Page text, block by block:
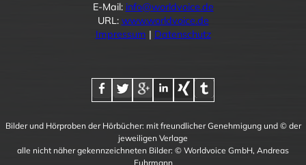
E-Mail: info@worldvoice.de
URL: www.worldvoice.de
Impressum | Datenschutz
Bilder und Hörproben der Hörbücher: mit freundlicher Genehmigung und © der
jeweiligen Verlage
alle nicht näher gekennzeichneten Bilder: © Worldvoice GmbH, Andreas
Fuhrmann